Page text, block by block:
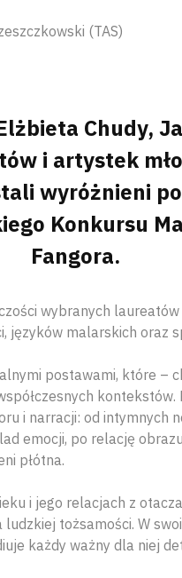
(TAS)
Chudy,
i artystek
wyróżnieni
Konkursu
Fangora.
wybranych
języków malarskich oraz
postawami, które –
i narracji: od intymnych
emocji, po relację
płótna.
i jego relacjach z
tożsamości. W
każdy ważny dla niej